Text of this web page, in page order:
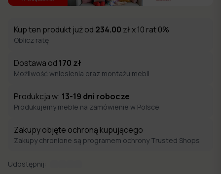
Kup ten produkt już od 234.00 zł x 10 rat 0%
Oblicz ratę
Dostawa od 170 zł
Możliwość wniesienia oraz montażu mebli
Produkcja w: 13-19 dni robocze
Produkujemy meble na zamówienie w Polsce
Zakupy objęte ochroną kupującego
Zakupy chronione są programem ochrony Trusted Shops
Udostępnij: